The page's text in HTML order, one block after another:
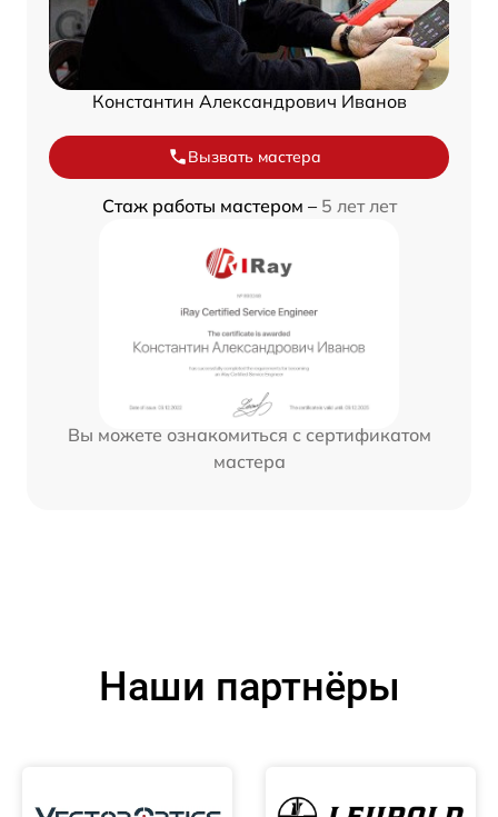
Константин Александрович Иванов
Вызвать мастера
Стаж работы мастером – 5 лет лет
Вы можете ознакомиться с сертификатом
мастера
Наши партнёры